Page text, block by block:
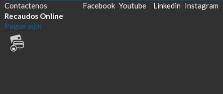
Contactenos Facebook Youtube Linkedin Instagram
Recaudos Online
Pague aquí